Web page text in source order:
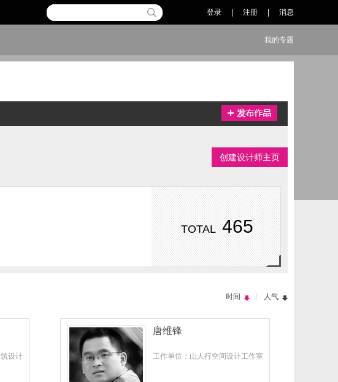
登录 注册 消息
我的专题
创建设计师主页
TOTAL465
时间 人气
设计
唐维锋
工作单位：山人行空间设计工作室